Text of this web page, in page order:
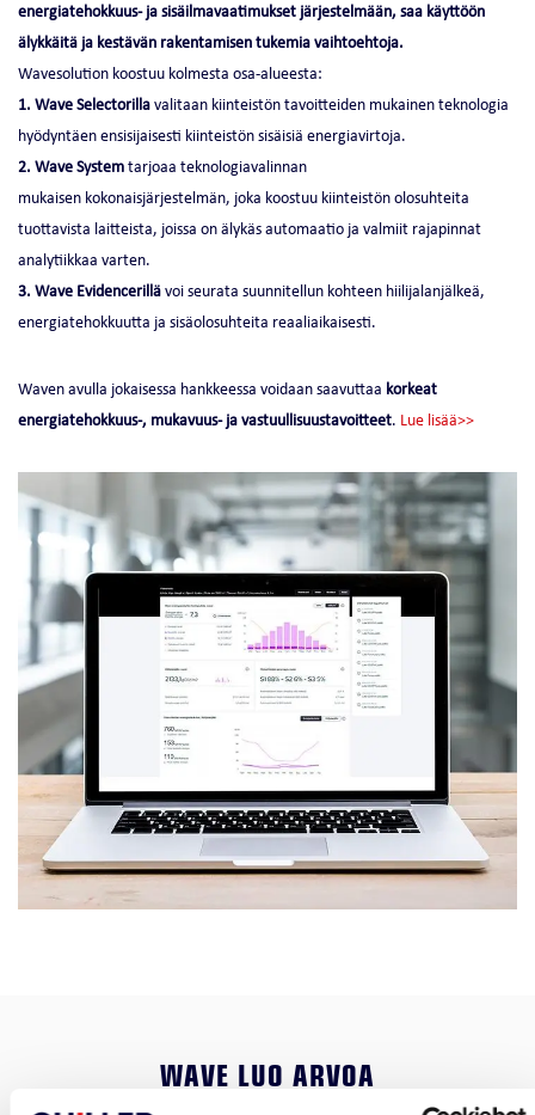
energiatehokkuus- ja sisäilmavaatimukset järjestelmään, saa käyttöön
älykkäitä ja kestävän rakentamisen tukemia vaihtoehtoja.
Wavesolution koostuu kolmesta osa-alueesta:
1. Wave Selectorillavalitaan kiinteistön tavoitteiden mukainen teknologia
hyödyntäen ensisijaisesti kiinteistön sisäisiä energiavirtoja.
2. Wave Systemtarjoaa teknologiavalinnan
mukaisen kokonaisjärjestelmän, joka koostuu kiinteistön olosuhteita
tuottavista laitteista, joissa on älykäs automaatio ja valmiit rajapinnat
analytiikkaa varten.
3. Wave Evidencerillävoi seurata suunnitellun kohteen hiilijalanjälkeä,
energiatehokkuutta ja sisäolosuhteita reaaliaikaisesti.
Waven avulla jokaisessa hankkeessa voidaan saavuttaa korkeat
energiatehokkuus-, mukavuus- ja vastuullisuustavoitteet. Lue lisää>>
WAVE LUO ARVOA